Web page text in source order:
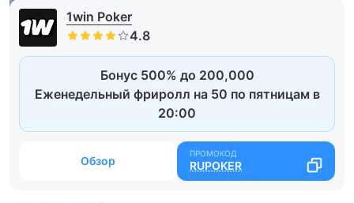
1win Poker
Бонус 500% до 200,000
Еженедельный фриролл на 50 по пятницам в
20:00
Обзор RUPOKER